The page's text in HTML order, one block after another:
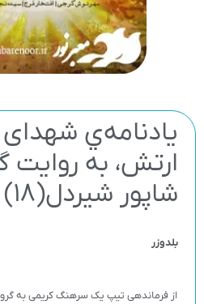
يادنامه‌ي
ارتش، به روایت
شاپور شیردل(18)
بلدوزر
از فرماندهی تیپ یک سرهنگ کریمی به